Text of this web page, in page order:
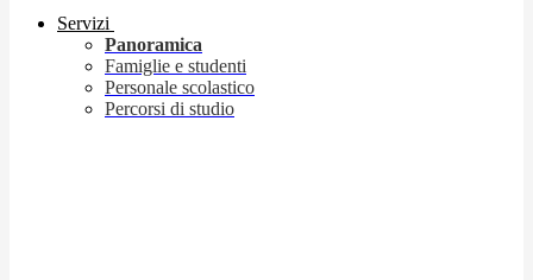
Servizi
Panoramica
Famiglie e studenti
Personale scolastico
Percorsi di studio